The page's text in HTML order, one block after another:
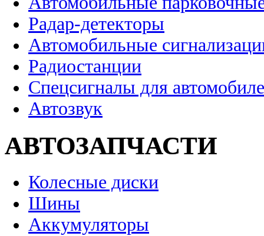
Радар-детекторы
Автомобильные
Радиостанции
Спецсигналы для
Автозвук
АВТОЗАПЧАСТИ
Колесные диски
Шины
Аккумуляторы